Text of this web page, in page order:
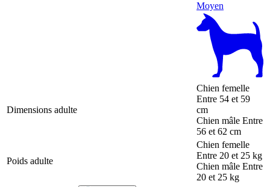
Moyen
Dimensions adulte
Chien femelle
Entre 54 et 59
cm
Chien mâle Entre
56 et 62 cm
Poids adulte
Chien femelle
Entre 20 et 25 kg
Chien mâle Entre
20 et 25 kg